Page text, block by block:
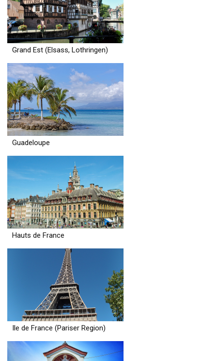
Grand Est (Elsass, Lothringen)
Guadeloupe
Hauts de France
Ile de France (Pariser Region)